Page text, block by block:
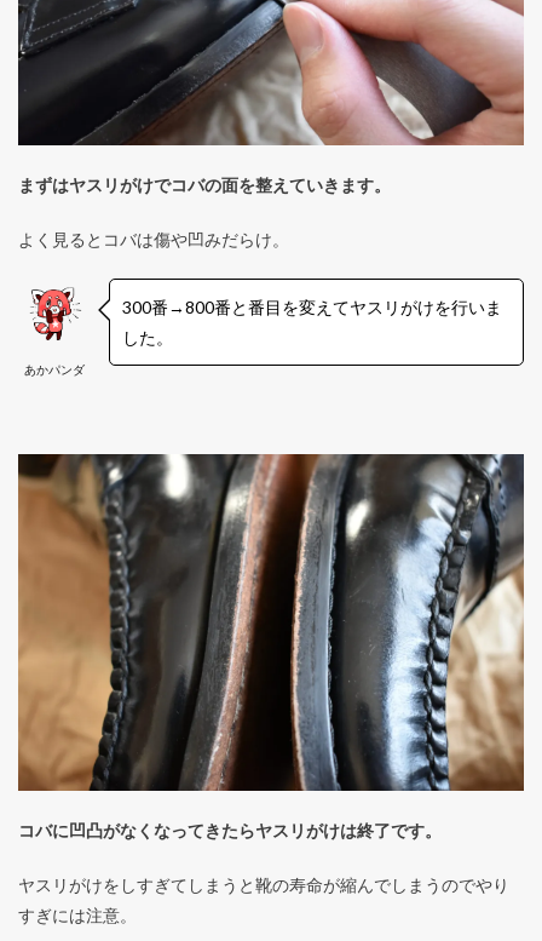
まずはヤスリがけでコバの面を整えていきます。
よく見るとコバは傷や凹みだらけ。
あかパンダ
300番→800番と番目を変えてヤスリがけを行いま
した。
コバに凹凸がなくなってきたらヤスリがけは終了です。
ヤスリがけをしすぎてしまうと靴の寿命が縮んでしまうのでやり
すぎには注意。